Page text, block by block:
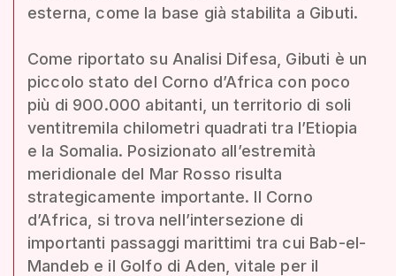
esterna, come la base già stabilita a Gibuti.
Come riportato su Analisi Difesa, Gibuti è un
piccolo stato del Corno d’Africa con poco
più di 900.000 abitanti, un territorio di soli
ventitremila chilometri quadrati tra l’Etiopia
e la Somalia. Posizionato all’estremità
meridionale del Mar Rosso risulta
strategicamente importante. Il Corno
d’Africa, si trova nell’intersezione di
importanti passaggi marittimi tra cui Bab-el-
Mandeb e il Golfo di Aden, vitale per il